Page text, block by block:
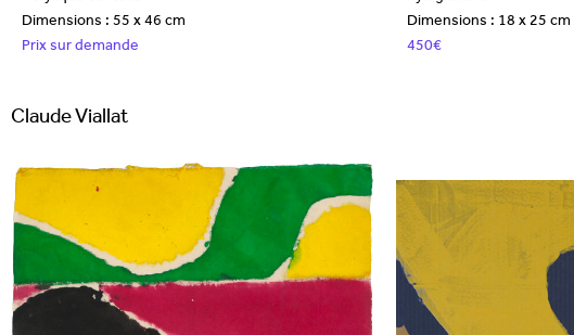
Dimensions : 55 x 46 cm
Prix sur demande
Dimensions : 18 x 25 cm
450€
Claude Viallat